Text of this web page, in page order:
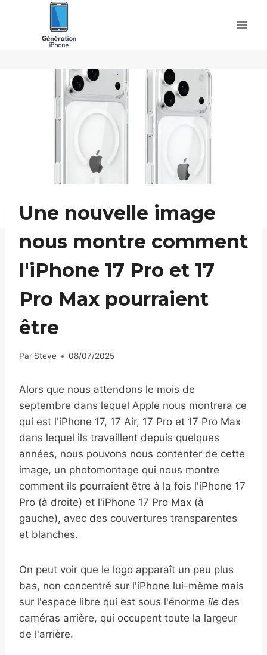
Une nouvelle image
nous montre comment
l'iPhone 17 Pro et 17
Pro Max pourraient
être
Par Steve 08/07/2025
Alors que nous attendons le mois de
septembre dans lequel Apple nous montrera ce
qui est l'iPhone 17, 17 Air, 17 Pro et 17 Pro Max
dans lequel ils travaillent depuis quelques
années, nous pouvons nous contenter de cette
image, un photomontage qui nous montre
comment ils pourraient être à la fois l'iPhone 17
Pro (à droite) et l'iPhone 17 Pro Max (à
gauche), avec des couvertures transparentes
et blanches.
On peut voir que le logo apparaît un peu plus
bas, non concentré sur l'iPhone lui-même mais
sur l'espace libre qui est sous l'énorme île des
caméras arrière, qui occupent toute la largeur
de l'arrière.